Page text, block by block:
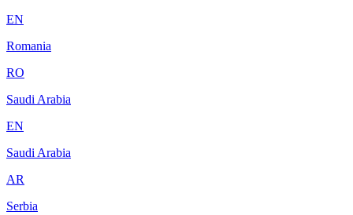
EN
Romania
RO
Saudi Arabia
EN
Saudi Arabia
AR
Serbia